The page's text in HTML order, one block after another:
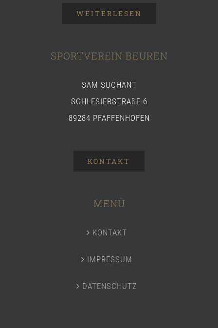
WEITERLESEN
SPORTVEREIN BEUREN
SAM SUCHANT
SCHLESIERSTRAßE 6
89284 PFAFFENHOFEN
KONTAKT
MENÜ
KONTAKT
IMPRESSUM
DATENSCHUTZ